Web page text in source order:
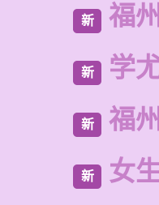
新 福
新 学
新 福
新 女